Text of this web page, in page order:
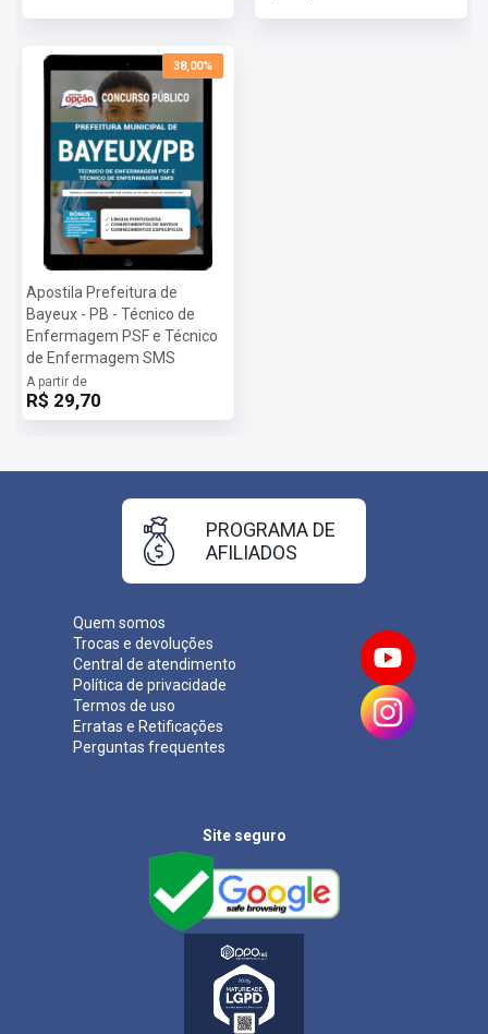
38,00%
Apostila Prefeitura de
Bayeux - PB - Técnico de
Enfermagem PSF e Técnico
de Enfermagem SMS
A partir de
R$ 29,70
Quem somos
Trocas e devoluções
Central de atendimento
Política de privacidade
Termos de uso
Erratas e Retificações
Perguntas frequentes
PROGRAMA DE
AFILIADOS
Site seguro